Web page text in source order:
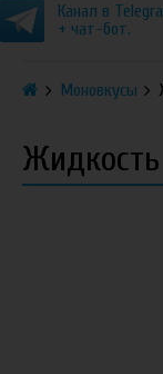
Канал в
+ чат-бот.
Моновкусы
Жидкость